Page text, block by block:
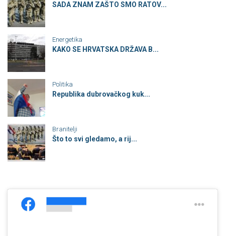
SADA ZNAM ZAŠTO SMO RATOV...
Energetika
KAKO SE HRVATSKA DRŽAVA B...
Politika
Republika dubrovačkog kuk...
Branitelji
Što to svi gledamo, a rij...